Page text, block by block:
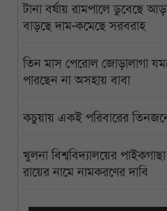
টানা বর্ষায় রামপালে ডুবেছে
বাড়ছে দাম-কমেছে সরবরাহ
তিন মাস পেরোল জোড়ালাগা
পারছেন না অসহায় বাবা
কচুয়ায় একই পরিবারের
খুলনা বিশ্ববিদ্যালয়ের
রায়ের নামে নামকরণের দাবি